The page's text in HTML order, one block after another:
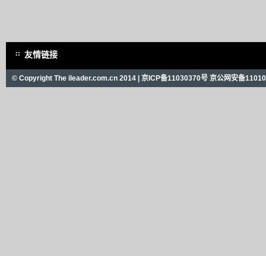
友情链接
© Copyright The ileader.com.cn 2014 | 京ICP备11030370号 京公网安备